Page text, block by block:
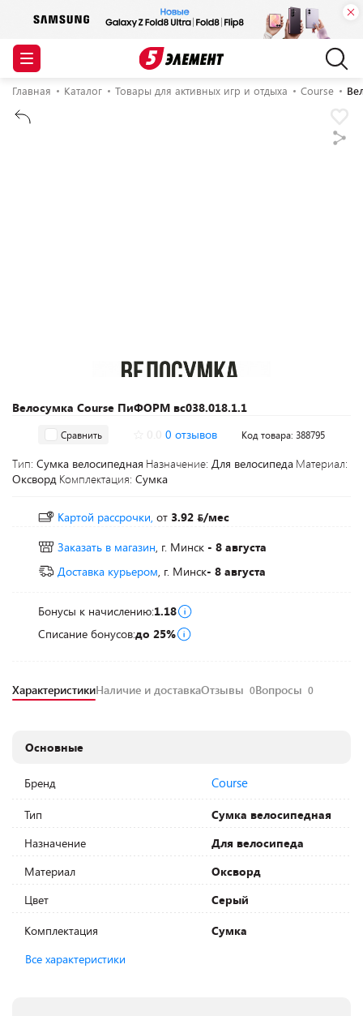
Главная Каталог Товары для активных игр и отдыха Course
Велосумка Course ПиФОРМ вс038.018.1.1
Сравнить 0 отзывов Код товара: 388795
Тип: Сумка велосипедная Назначение: Для велосипеда Материал:
Оксворд Комплектация: Сумка
Картой рассрочки, от 3.92
/мес
Заказать в магазин, г. Минск - 8 августа
Доставка курьером, г. Минск- 8 августа
Бонусы к начислению:1.18
Списание бонусов:до 25%
ХарактеристикиНаличие и доставкаОтзывы 0Вопросы 0
Основные
Бренд Course
Тип
Сумка велосипедная
Назначение
Для велосипеда
Материал
Оксворд
Цвет
Серый
Комплектация
Сумка
Все характеристики